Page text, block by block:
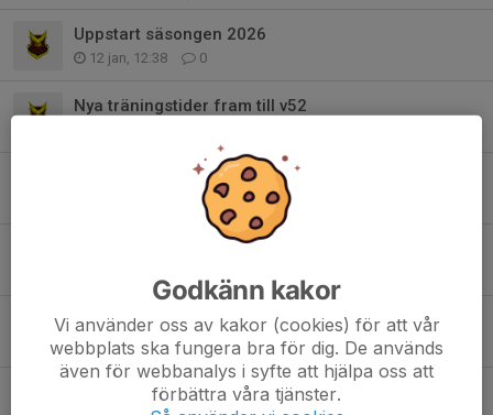
Uppstart säsongen 2026
12 jan, 12:38 0
Nya träningstider fram till v52
Inställd träning 5/10
Sommaruppehåll 2025
Inställd träning 22/6
20 jun 2025 0
Ingen träning söndag 2/2
Godkänn kakor
Vi använder oss av kakor (cookies) för att vår
webbplats ska fungera bra för dig. De används
även för webbanalys i syfte att hjälpa oss att
förbättra våra tjänster.